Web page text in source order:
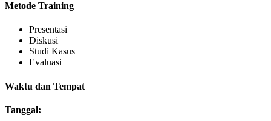
Metode Training
Presentasi
Diskusi
Studi Kasus
Evaluasi
Waktu dan Tempat
Tanggal: